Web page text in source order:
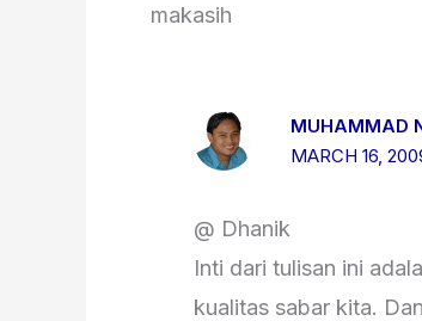
makasih
MUHAMMAD
MARCH 16,
@ Dhanik
Inti dari tulisan ini
kualitas sabar kita.